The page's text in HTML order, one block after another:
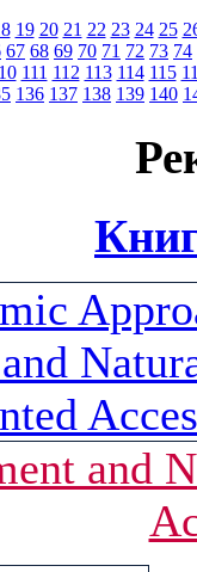
19 20 21 22 23 24 25
67 68 69 70 71 72 73 74
111 112 113 114 115
136 137 138 139 140
and